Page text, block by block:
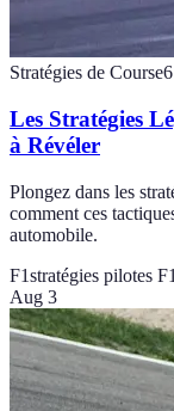
Stratégies de Course6
Les Stratégies
à Révéler
Plongez dans les
comment ces
automobile.
F1stratégies pilotes F1
Aug 3